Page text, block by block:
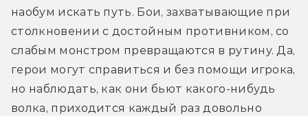
наобум искать путь. Бои, захватывающие при
столкновении с достойным противником, со
слабым монстром превращаются в рутину. Да,
герои могут справиться и без помощи игрока,
но наблюдать, как они бьют какого-нибудь
волка, приходится каждый раз довольно